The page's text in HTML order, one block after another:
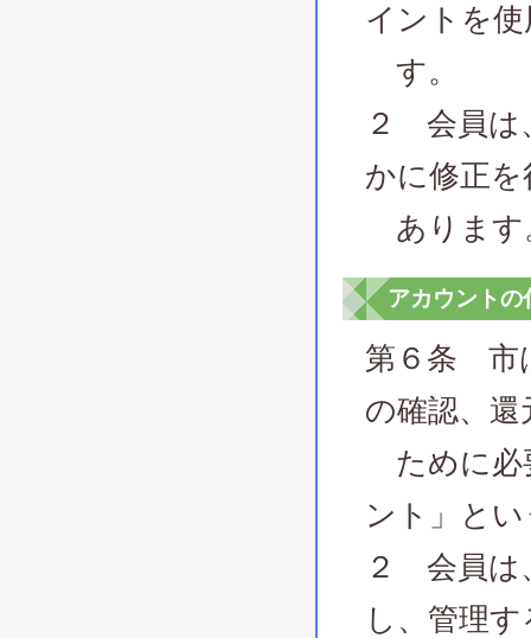
イントを
す。
２ 会員は
かに修正
あります
アカウントの
第６条 市
の確認、
ために必
ント」と
２ 会員は
し、管理